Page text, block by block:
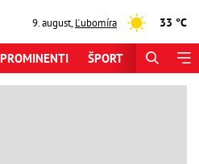
9. august,Ľubomíra 33 °C
PROMINENTI ŠPORT